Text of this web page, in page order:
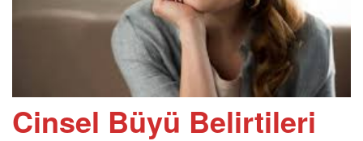
Cinsel Büyü Belirtileri